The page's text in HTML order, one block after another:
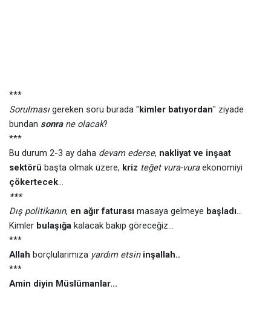
***
Sorulması gereken soru burada "kimler batıyordan" ziyade
bundan sonra ne olacak?
***
Bu durum 2-3 ay daha devam ederse, nakliyat ve inşaat
sektörü başta olmak üzere, kriz teğet vura-vura ekonomiyi
çökertecek...
***
Dış politikanın, en ağır faturası masaya gelmeye başladı...
Kimler bulaşığa kalacak bakıp göreceğiz...
***
Allah borçlularımıza yardım etsin inşallah..
***
Amin diyin Müslümanlar...